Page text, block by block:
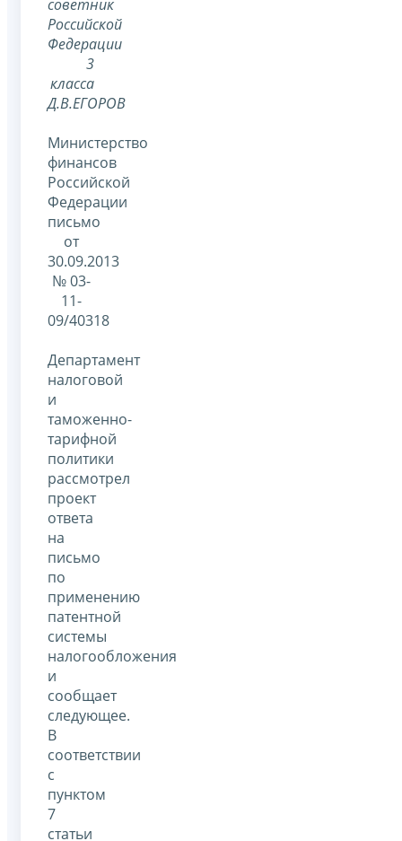
советник
Российской
Федерации
3
класса
Д.В.ЕГОРОВ
Министерство
финансов
Российской
Федерации
письмо
от
30.09.2013
№ 03-
11-
09/40318
Департамент
налоговой
и
таможенно-
тарифной
политики
рассмотрел
проект
ответа
на
письмо
по
применению
патентной
системы
налогообложения
и
сообщает
следующее.
В
соответствии
с
пунктом
7
статьи